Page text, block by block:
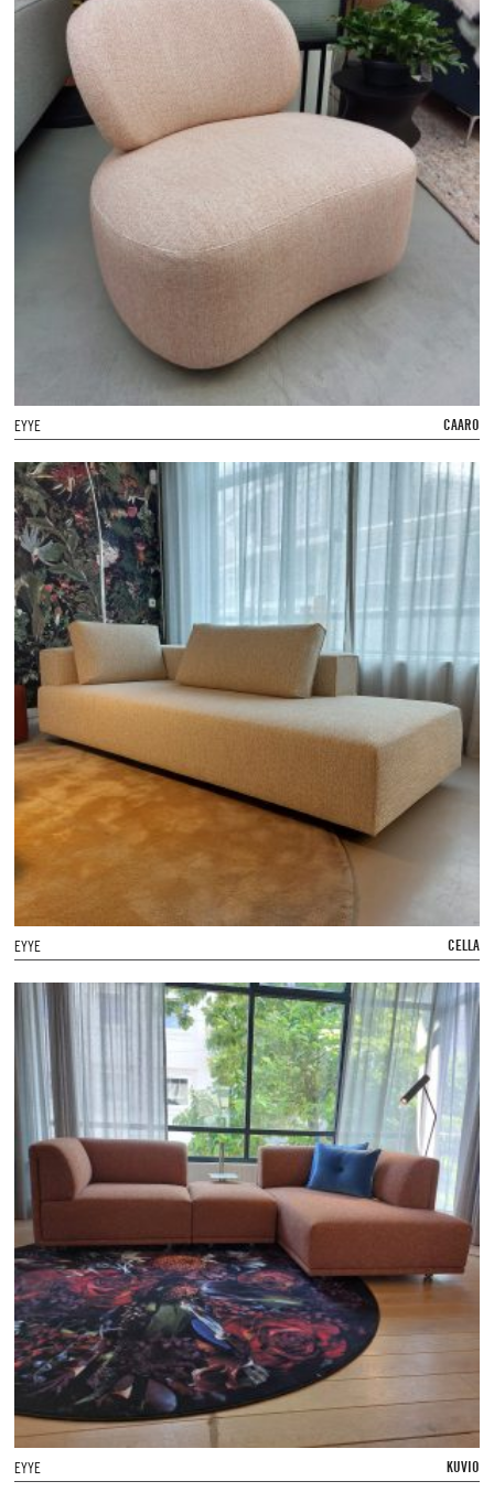
EYYE CAARO
EYYE CELLA
EYYE KUVIO